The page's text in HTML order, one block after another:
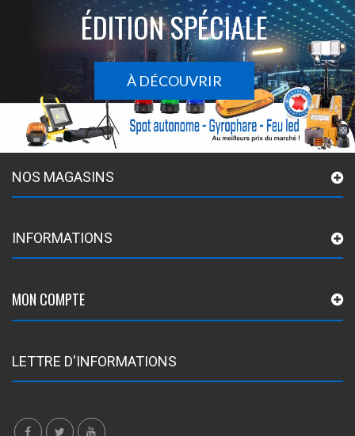
ÉDITION SPÉCIALE
À DÉCOUVRIR
NOS MAGASINS
INFORMATIONS
MON COMPTE
LETTRE D'INFORMATIONS